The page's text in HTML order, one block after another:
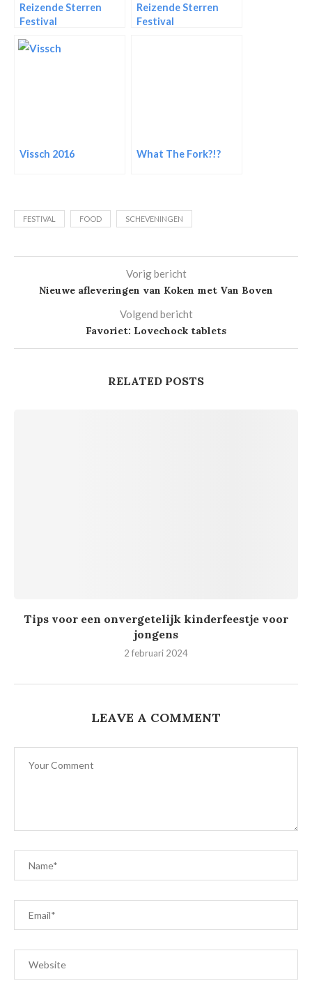
Reizende Sterren
Festival
Reizende Sterren
Festival
Vissch 2016 What The Fork?!?
FESTIVAL FOOD SCHEVENINGEN
Vorig bericht
Nieuwe afleveringen van Koken met Van Boven
Volgend bericht
Favoriet: Lovechock tablets
RELATED POSTS
Tips voor een onvergetelijk kinderfeestje voor
jongens
2 februari 2024
LEAVE A COMMENT